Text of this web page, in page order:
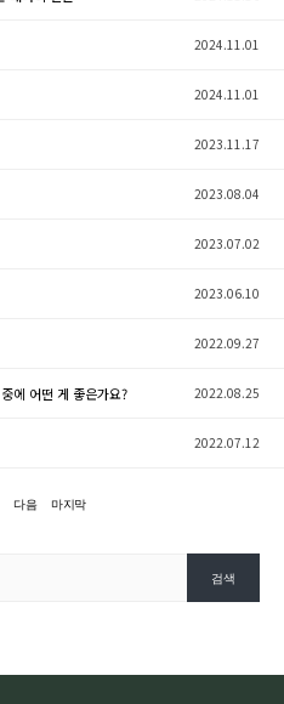
2024.11.01
2024.11.01
2023.11.17
2023.08.04
2023.07.02
2023.06.10
2022.09.27
에 어떤 게 좋은가요? 2022.08.25
2022.07.12
다음 마지막